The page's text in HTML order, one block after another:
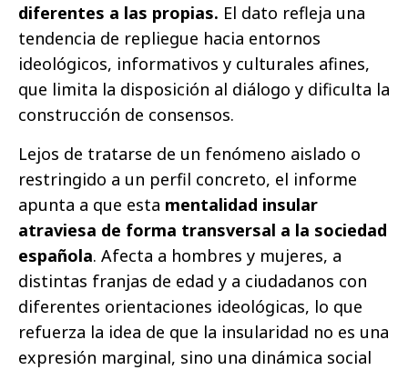
diferentes a las propias. El dato refleja una
tendencia de repliegue hacia entornos
ideológicos, informativos y culturales afines,
que limita la disposición al diálogo y dificulta la
construcción de consensos.
Lejos de tratarse de un fenómeno aislado o
restringido a un perfil concreto, el informe
apunta a que esta mentalidad insular
atraviesa de forma transversal a la sociedad
española. Afecta a hombres y mujeres, a
distintas franjas de edad y a ciudadanos con
diferentes orientaciones ideológicas, lo que
refuerza la idea de que la insularidad no es una
expresión marginal, sino una dinámica social